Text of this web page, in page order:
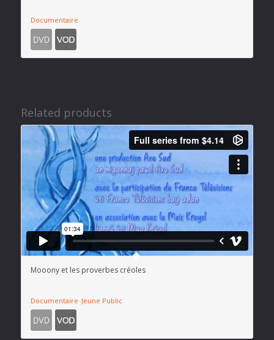
Documentaire
Related products
Mooony et les proverbes créoles
Documentaire Jeune Public